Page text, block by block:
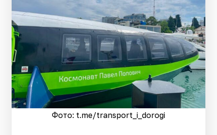
Фото: t.me/transport_i_dorogi